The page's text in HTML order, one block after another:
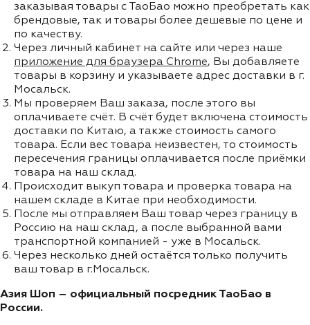
заказывая товары с ТаоБао можно преобретать как
брендовые, так и товары более дешевые по цене и
по качеству.
Через личный кабинет на сайте или через наше
приложение для браузера Chrome, Вы добавляете
товары в корзину и указываете адрес доставки в г.
Мосальск.
Мы проверяем Ваш заказа, после этого вы
оплачиваете счёт. В счёт будет включена стоимость
доставки по Китаю, а также стоимость самого
товара. Если вес товара неизвестен, то стоимость
пересечения границы оплачивается после приёмки
товара на наш склад.
Происходит выкуп товара и проверка товара на
нашем складе в Китае при необходимости.
После мы отправляем Ваш товар через границу в
Россию на наш склад, а после выбранной вами
транспортной компанией - уже в Мосальск.
Через несколько дней остаётся только получить
ваш товар в г.Мосальск.
Азия Шоп – официальный посредник ТаоБао в
России.